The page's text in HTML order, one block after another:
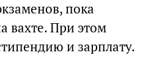
пока
вахте. При этом
и зарплату.